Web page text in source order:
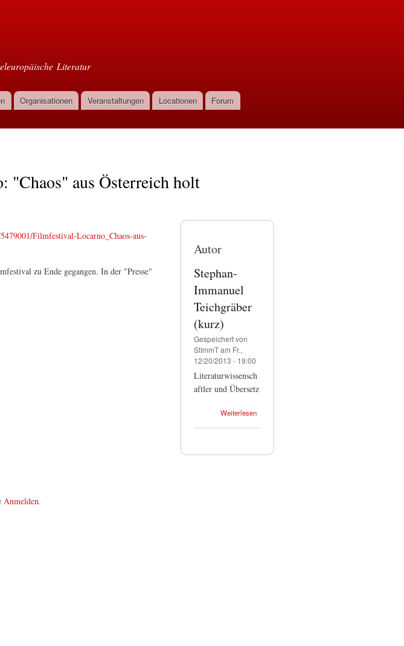
Literatur
Organisationen Veranstaltungen Locationen
Forum
"Chaos" aus Österreich holt
Filmfestival-Locarno_Chaos-aus-
zu Ende gegangen. In der "Presse"
Autor
Stephan-
Immanuel
Teichgräber
(kurz)
Gespeichert von
StImmTam Fr.,
12/20/2013 - 19:00
Literaturwissensch
aftler und Übersetz
Weiterlesen
Anmelden.